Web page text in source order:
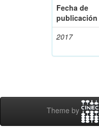
Fecha de
publicación
2017
Theme by